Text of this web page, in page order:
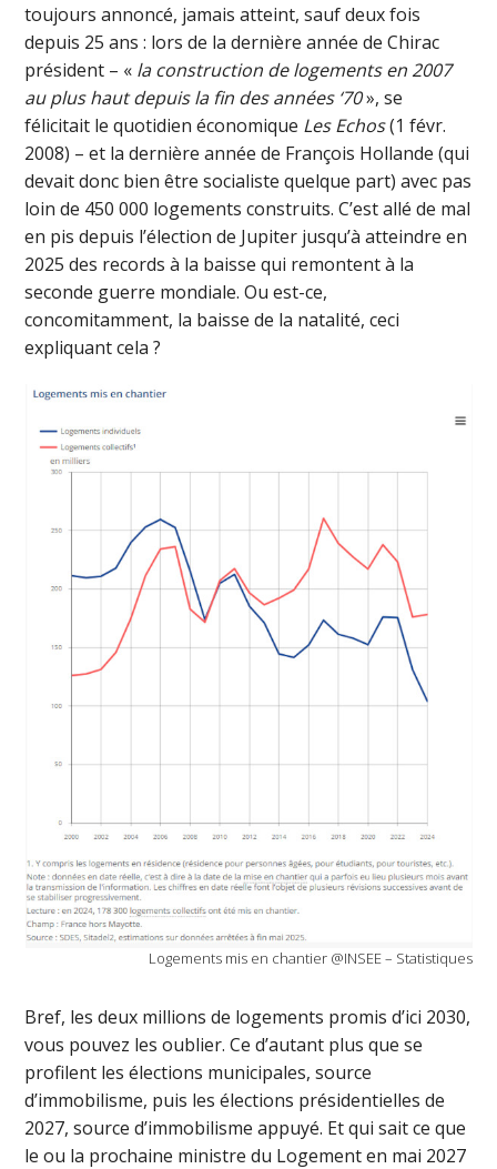
toujours annoncé, jamais atteint, sauf deux fois
depuis 25 ans : lors de la dernière année de Chirac
président – « la construction de logements en 2007
au plus haut depuis la fin des années ‘70», se
félicitait le quotidien économique Les Echos(1 févr.
2008) – et la dernière année de François Hollande (qui
devait donc bien être socialiste quelque part) avec pas
loin de 450 000 logements construits. C’est allé de mal
en pis depuis l’élection de Jupiter jusqu’à atteindre en
2025 des records à la baisse qui remontent à la
seconde guerre mondiale. Ou est-ce,
concomitamment, la baisse de la natalité, ceci
expliquant cela ?
Logements mis en chantier @INSEE – Statistiques
Bref, les deux millions de logements promis d’ici 2030,
vous pouvez les oublier. Ce d’autant plus que se
profilent les élections municipales, source
d’immobilisme, puis les élections présidentielles de
2027, source d’immobilisme appuyé. Et qui sait ce que
le ou la prochaine ministre du Logement en mai 2027